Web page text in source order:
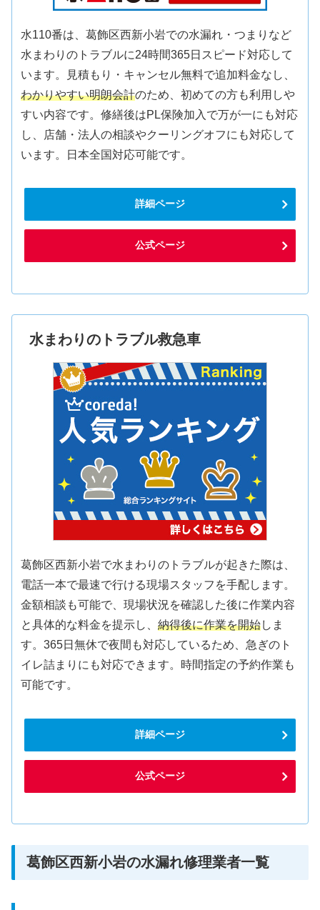
水110番は、葛飾区西新小岩での水漏れ・つまりなど
水まわりのトラブルに24時間365日スピード対応して
います。見積もり・キャンセル無料で追加料金なし、
わかりやすい明朗会計のため、初めての方も利用しや
すい内容です。修繕後はPL保険加入で万が一にも対応
し、店舗・法人の相談やクーリングオフにも対応して
います。日本全国対応可能です。
詳細ページ
公式ページ
水まわりのトラブル救急車
葛飾区西新小岩で水まわりのトラブルが起きた際は、
電話一本で最速で行ける現場スタッフを手配します。
金額相談も可能で、現場状況を確認した後に作業内容
と具体的な料金を提示し、納得後に作業を開始しま
す。365日無休で夜間も対応しているため、急ぎのト
イレ詰まりにも対応できます。時間指定の予約作業も
可能です。
詳細ページ
公式ページ
葛飾区西新小岩の水漏れ修理業者一覧